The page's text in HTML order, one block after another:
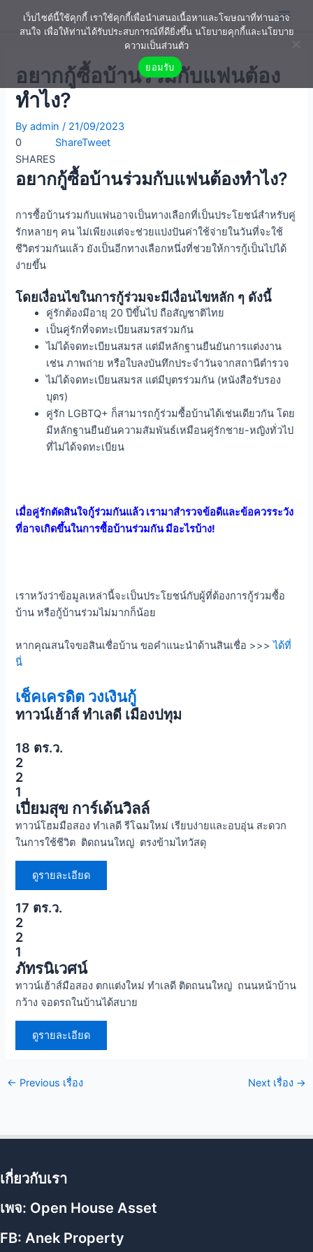
Main
อยากกู้ซื้อบ้านร่วมกับแฟนต้อง
ทำไง?
Byadmin/ 21/09/2023
0
SHARES
ShareTweet
อยากกู้ซื้อบ้านร่วมกับแฟนต้องทำไง?
การซื้อบ้านร่วมกับแฟนอาจเป็นทางเลือกที่เป็นประโยชน์สำหรับคู่
รักหลายๆ คน ไม่เพียงแต่จะช่วยแบ่งปันค่าใช้จ่ายในวันที่จะใช้
ชีวิตร่วมกันแล้ว ยังเป็นอีกทางเลือกหนึ่งที่ช่วยให้การกู้เป็นไปได้
ง่ายขึ้น
โดยเงื่อนไขในการกู้ร่วมจะมีเงื่อนไขหลัก ๆ ดังนี้
คู่รักต้องมีอายุ 20 ปีขึ้นไป ถือสัญชาติไทย
เป็นคู่รักที่จดทะเบียนสมรสร่วมกัน
ไม่ได้จดทะเบียนสมรส แต่มีหลักฐานยืนยันการแต่งงาน
เช่น ภาพถ่ายหรือใบลงบันทึกประจำวันจากสถานีตำรวจ
ไม่ได้จดทะเบียนสมรส แต่มีบุตรร่วมกัน (หนังสือรับรอง
บุตร)
คู่รัก LGBTQ+ ก็สามารถกู้ร่วมซื้อบ้านได้เช่นเดียวกัน โดย
มีหลักฐานยืนยันความสัมพันธ์เหมือนคู่รักชาย-หญิงทั่วไป
ที่ไม่ได้จดทะเบียน
เมื่อคู่รักตัดสินใจกู้ร่วมกันแล้ว เรามาสำรวจข้อดีและข้อควรระวัง
ที่อาจเกิดขึ้นในการซื้อบ้านร่วมกัน มีอะไรบ้าง!
เราหวังว่าข้อมูลเหล่านี้จะเป็นประโยชน์กับผู้ที่ต้องการกู้ร่วมซื้อ
บ้าน หรือกู้บ้านร่วมไม่มากก็น้อย
หากคุณสนใจขอสินเชื่อบ้าน ขอคำแนะนำด้านสินเชื่อ >>>ได้ที่
นี่
เช็คเครดิต วงเงินกู้
ทาวน์เฮ้าส์ ทำเลดี เมืองปทุม
18 ตร.ว.
2
2
1
เปี่ยมสุข การ์เด้นวิลล์
ทาวน์โฮมมือสอง ทำเลดี รีโฉมใหม่ เรียบง่ายและอบอุ่น สะดวก
ในการใช้ชีวิต ติดถนนใหญ่ ตรงข้ามไทวัสดุ
ดูรายละเอียด
17 ตร.ว.
2
2
1
ภัทรนิเวศน์
ทาวน์เฮ้าส์มือสอง ตกแต่งใหม่ ทำเลดี ติดถนนใหญ่ ถนนหน้าบ้าน
กว้าง จอดรถในบ้านได้สบาย
ดูรายละเอียด
navigation
← Previous เรื่อง Next เรื่อง →
เกี่ยวกับเรา
เพจ: Open House Asset
FB: Anek Property
เว็บไซต์นี้ใช้คุกกี้ เราใช้คุกกี้เพื่อนำเสนอเนื้อหาและโฆษณาที่ท่านอาจ
สนใจ เพื่อให้ท่านได้รับประสบการณ์ที่ดียิ่งขึ้น นโยบายคุกกี้และนโยบาย
ความเป็นส่วนตัว
ยอมรับ